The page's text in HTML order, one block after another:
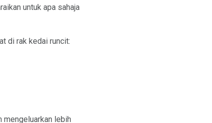
untuk apa sahaja
di rak kedai runcit:
mengeluarkan lebih